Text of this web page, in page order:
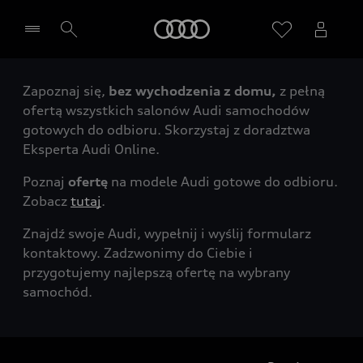
Wybierz Twojego Partnera Audi
Zapoznaj się, bez wychodzenia z domu, z pełną
ofertą wszystkich salonów Audi samochodów
gotowych do odbioru. Skorzystaj z doradztwa
Eksperta Audi Online.
Poznaj ofertę na modele Audi gotowe do odbioru.
Zobacz tutaj.
Znajdź swoje Audi, wypełnij i wyślij formularz
kontaktowy. Zadzwonimy do Ciebie i
przygotujemy najlepszą ofertę na wybrany
samochód.